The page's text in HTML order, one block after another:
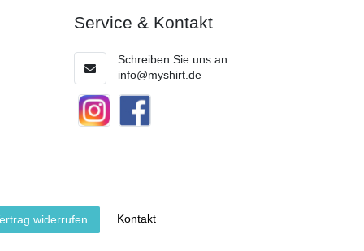
Service & Kontakt
Schreiben Sie uns an:
info@myshirt.de
widerrufen Kontakt